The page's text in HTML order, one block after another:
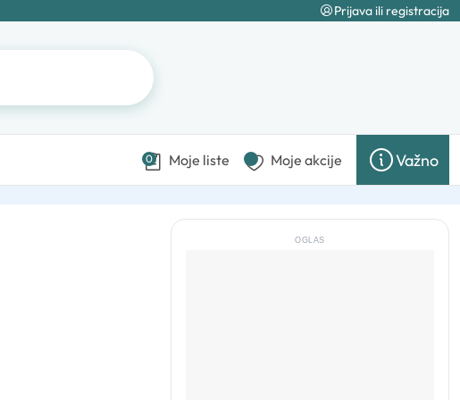
Prijava ili registracija
0 Moje liste Moje akcije Važno
OGLAS